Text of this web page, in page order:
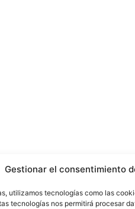
Gestionar el consentimiento
utilizamos tecnologías como las
tecnologías nos permitirá procesar